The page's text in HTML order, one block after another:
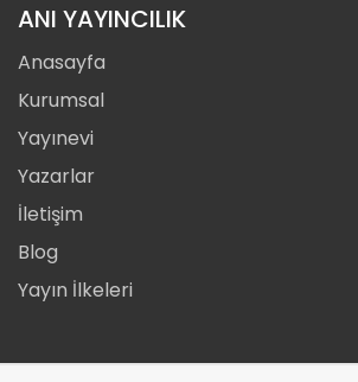
ANI YAYINCILIK
Anasayfa
Kurumsal
Yayınevi
Yazarlar
İletişim
Blog
Yayın İlkeleri